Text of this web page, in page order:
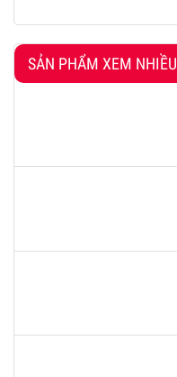
SẢN PHẨM XEM NHIỀU